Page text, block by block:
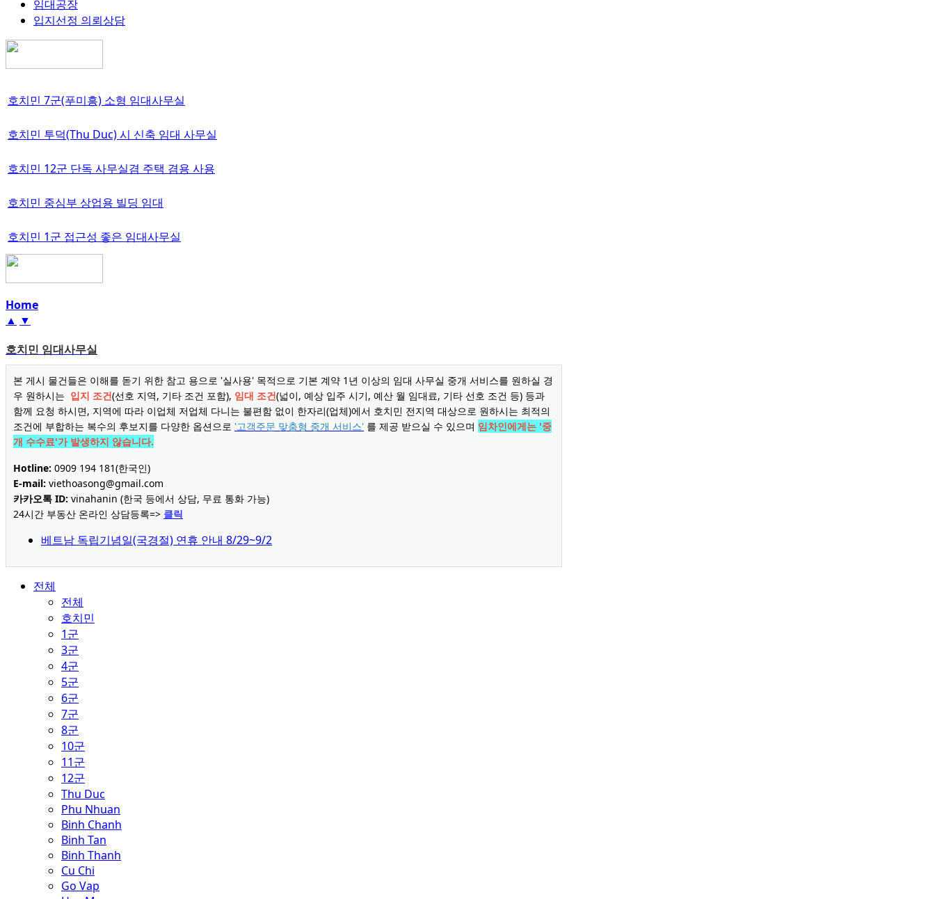
임대공장
입지선정 의뢰상담
호치민 7군(푸미흥) 소형 임대사무실
호치민 투덕(Thu Duc) 시 신축 임대 사무실
호치민 12군 단독 사무실겸 주택 겸용 사용
호치민 중심부 상업용 빌딩 임대
호치민 1군 접근성 좋은 임대사무실
Home
▲ ▼
호치민 임대사무실
본 게시 물건들은 이해를 돋기 위한 참고 용으로 '실사용' 목적으로 기본 계약 1년 이상의 임대 사무실 중개 서비스를 원하실 경
우 원하시는 입지 조건(선호 지역, 기타 조건 포함), 임대 조건(넓이, 예상 입주 시기, 예산 월 임대료, 기타 선호 조건 등) 등과
함께 요청 하시면, 지역에 따라 이업체 저업체 다니는 불편함 없이 한자리(업체)에서 호치민 전지역 대상으로 원하시는 최적의
조건에 부합하는 복수의 후보지를 다양한 옵션으로 '고객주문 맞춤형 중개 서비스' 를 제공 받으실 수 있으며 임차인에게는 '중
개 수수료'가 발생하지 않습니다.
Hotline: 0909 194 181(한국인)
E-mail: viethoasong@gmail.com
카카오톡 ID: vinahanin (한국 등에서 상담, 무료 통화 가능)
24시간 부동산 온라인 상담등록=> 클릭
베트남 독립기념일(국경절) 연휴 안내 8/29~9/2
전체
전체
호치민
1군
3군
4군
5군
6군
7군
8군
10군
11군
12군
Thu Duc
Phu Nhuan
Binh Chanh
Binh Tan
Binh Thanh
Cu Chi
Go Vap